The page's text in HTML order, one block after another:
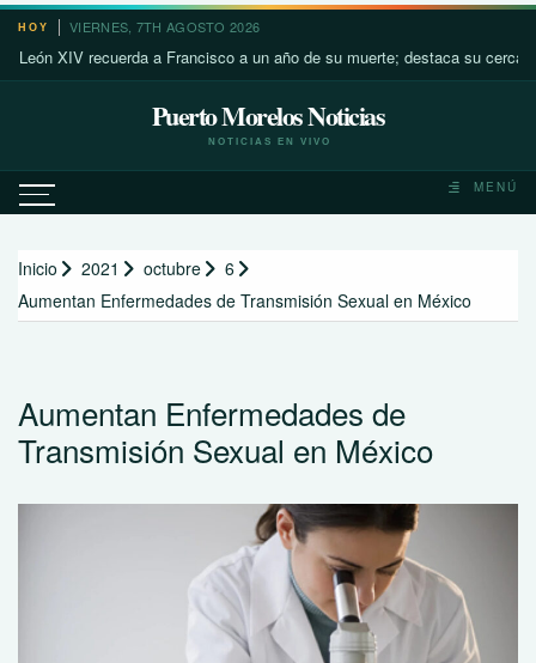
Saltar
contenido
HOY VIERNES, 7TH AGOSTO 2026
XIV recuerda a Francisco a un año de su muerte; destaca su cercanía
Puerto Morelos Noticias
NOTICIAS EN VIVO
MENÚ
Inicio 2021 octubre
6
Aumentan Enfermedades de Transmisión Sexual en México
Aumentan Enfermedades de
Transmisión Sexual en México